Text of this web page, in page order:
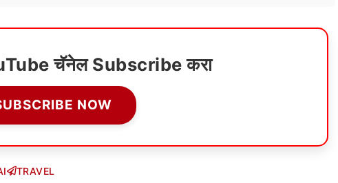
चॅनेल Subscribe करा
NOW
TRAVEL